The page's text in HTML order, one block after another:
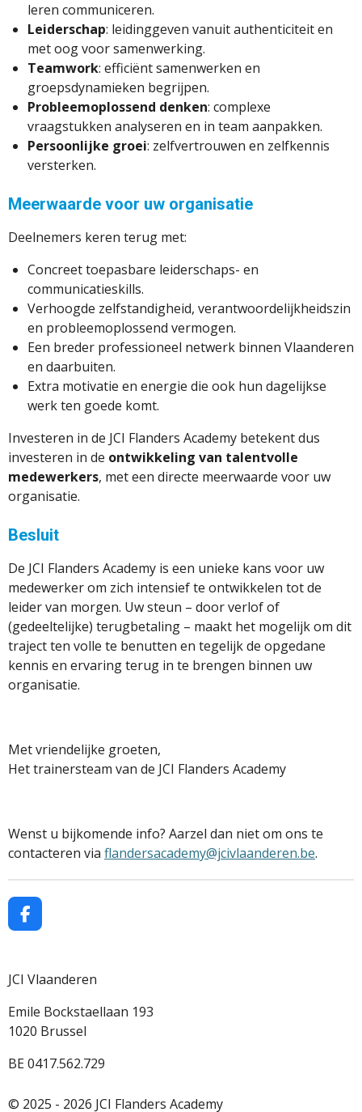
leren communiceren.
Leiderschap: leidinggeven vanuit authenticiteit en
met oog voor samenwerking.
Teamwork: efficiënt samenwerken en
groepsdynamieken begrijpen.
Probleemoplossend denken: complexe
vraagstukken analyseren en in team aanpakken.
Persoonlijke groei: zelfvertrouwen en zelfkennis
versterken.
Meerwaarde voor uw organisatie
Deelnemers keren terug met:
Concreet toepasbare leiderschaps- en
communicatieskills.
Verhoogde zelfstandigheid, verantwoordelijkheidszin
en probleemoplossend vermogen.
Een breder professioneel netwerk binnen Vlaanderen
en daarbuiten.
Extra motivatie en energie die ook hun dagelijkse
werk ten goede komt.
Investeren in de JCI Flanders Academy betekent dus
investeren in de ontwikkeling van talentvolle
medewerkers, met een directe meerwaarde voor uw
organisatie.
Besluit
De JCI Flanders Academy is een unieke kans voor uw
medewerker om zich intensief te ontwikkelen tot de
leider van morgen. Uw steun – door verlof of
(gedeeltelijke) terugbetaling – maakt het mogelijk om dit
traject ten volle te benutten en tegelijk de opgedane
kennis en ervaring terug in te brengen binnen uw
organisatie.
Met vriendelijke groeten,
Het trainersteam van de JCI Flanders Academy
Wenst u bijkomende info? Aarzel dan niet om ons te
contacteren via flandersacademy@jcivlaanderen.be.
F
a
b
o
k
JCI Vlaanderen
Emile Bockstaellaan 193
1020 Brussel
BE 0417.562.729
© 2025 - 2026 JCI Flanders Academy